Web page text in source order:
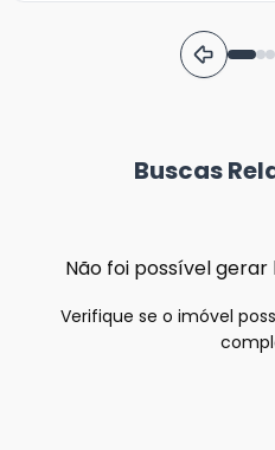
Buscas
Não foi possível
Verifique se o imóvel